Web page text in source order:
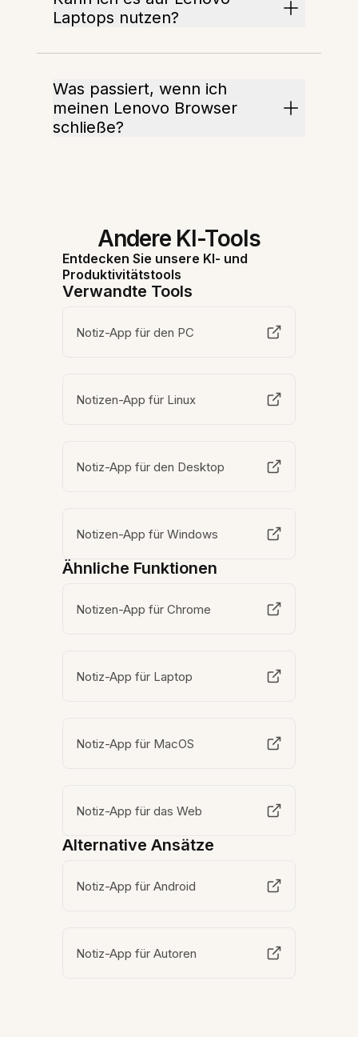
Laptops nutzen?
Was passiert, wenn ich
meinen Lenovo Browser
schließe?
Andere KI-Tools
Entdecken Sie unsere KI- und
Produktivitätstools
Verwandte Tools
Notiz-App für den PC
Notizen-App für Linux
Notiz-App für den Desktop
Notizen-App für Windows
Ähnliche Funktionen
Notizen-App für Chrome
Notiz-App für Laptop
Notiz-App für MacOS
Notiz-App für das Web
Alternative Ansätze
Notiz-App für Android
Notiz-App für Autoren